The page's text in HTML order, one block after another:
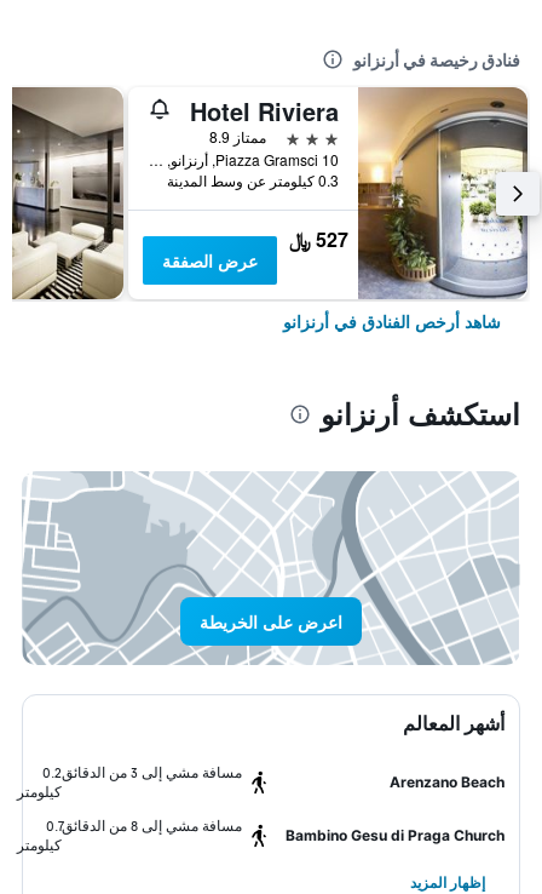
فنادق رخيصة في أرنزانو
Hotel Riviera
3 نجوم
ممتاز 8.9
Piazza Gramsci 10, أرنزانو, مقاطعة جنوة, إيطاليا
0.3 كيلومتر عن وسط المدينة
527 ﷼
عرض الصفقة
شاهد أرخص الفنادق في أرنزانو
استكشف أرنزانو
اعرض على الخريطة
أشهر المعالم
Arenzano Beach
مسافة مشي إلى 3 من الدقائق
0.2
كيلومتر
Bambino Gesu di Praga Church
مسافة مشي إلى 8 من الدقائق
0.7
كيلومتر
إظهار المزيد